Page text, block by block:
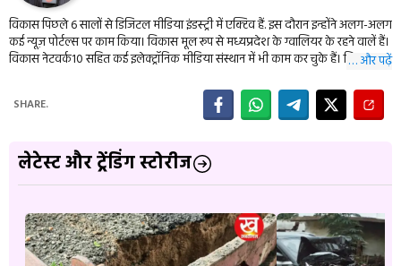
विकास पिछले 6 सालों से डिजिटल मीडिया इंडस्ट्री में एक्टिव हैं. इस दौरान इन्होंने अलग-अलग
कई न्यूज़ पोर्टल्स पर काम किया। विकास मूल रूप से मध्यप्रदेश के ग्वालियर के रहने वालें हैं।
विकास नेटवर्क10 सहित कई इलेक्ट्रॉनिक मीडिया संस्थान में भी काम कर चुके हैं। विकास की
इन्हें किताबें पढ़ने और यात्रा करना काफी पसंद हैं।
… और पढ़ें
SHARE.
लेटेस्ट और ट्रेंडिंग स्टोरीज